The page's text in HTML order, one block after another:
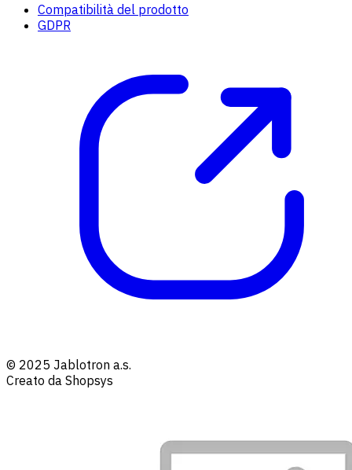
Compatibilità del prodotto
GDPR
© 2025 Jablotron a.s.
Creato da Shopsys